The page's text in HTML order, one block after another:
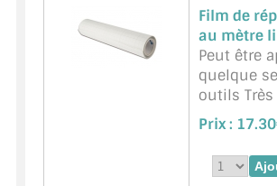
Référence
1G
Film de
au mètre
Peut être
quelque
outils
risque
Non
pas de
Prix :